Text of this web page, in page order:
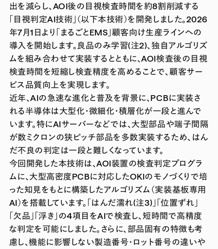
出を減らし、AOI後の目視検査時間を約8割削減する
「目視判定AI技術」（以下本技術）を開発しました。2026
年7月1日より「まるごとEMS」顧客向け生産ラインへの
導入を開始します。良品のみ学習(注2)、独自アルゴリズ
ムを組み合わせて実装するとともに、AOI検査後の目視
検査時間を短縮し検査精度を高めることで、顧客サー
ビス品質向上を実現します。
近年、AIの急速な進化と普及を背景に、PCBに実装さ
れる半導体は大型化・微細化・積層化が一段と進んで
います。特にAIサーバーなどでは、大型部品や端子間隔
が数ミクロンの狭ピッチ部品を多数実装するため、はん
だ不良の判定は一段と難しくなっています。
今回開発した本技術は、AOI装置の検査判定プログラ
ムに、大型高密度PCBに対応したOKIのモノづくりで培
った知見をもとに構築したアルゴリズム（実装基板専用
AI）を搭載しています。「はんだ濡れ(注3)」「位置ずれ」
「欠品」「浮き」の4項目をAIで検査し、短時間で高精度
な判定を可能にしました。さらに、部品固有の特徴も考
慮し、機能に影響しない製造番号・ロット番号の違いや